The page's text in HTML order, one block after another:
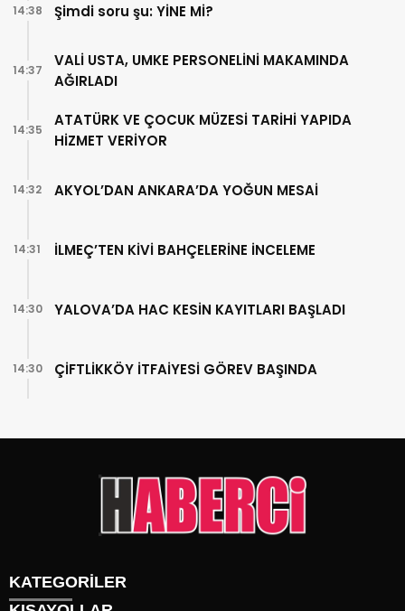
Şimdi soru şu: YİNE Mİ?
14:38
VALİ USTA, UMKE PERSONELİNİ MAKAMINDA
AĞIRLADI
14:37
ATATÜRK VE ÇOCUK MÜZESİ TARİHİ YAPIDA
HİZMET VERİYOR
14:35
AKYOL’DAN ANKARA’DA YOĞUN MESAİ
14:32
İLMEÇ’TEN KİVİ BAHÇELERİNE İNCELEME
14:31
YALOVA’DA HAC KESİN KAYITLARI BAŞLADI
14:30
ÇİFTLİKKÖY İTFAİYESİ GÖREV BAŞINDA
14:30
KATEGORİLER